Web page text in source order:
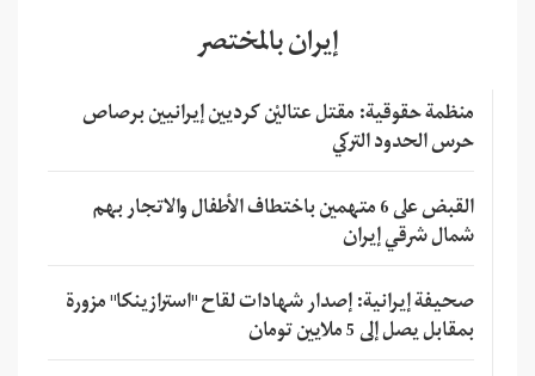
إيران بالمختصر
منظمة حقوقية: مقتل عتاليْن كرديين إيرانيين برصاص
حرس الحدود التركي
القبض على 6 متهمين باختطاف الأطفال والاتجار بهم
شمال شرقي إيران
صحيفة إيرانية: إصدار شهادات لقاح "استرازينكا" مزورة
بمقابل يصل إلى 5 ملايين تومان